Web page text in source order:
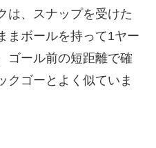
は、スナップを受けた
まボールを持って1ヤー
ゴール前の短距離で確
クゴーとよく似ていま